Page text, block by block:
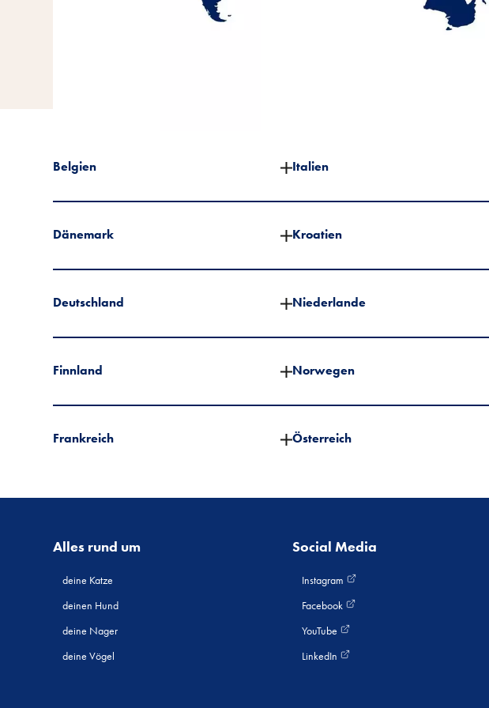
Belgien
Dänemark
Deutschland
Finnland
Frankreich
Italien
Kroatien
Niederlande
Norwegen
Österreich
Alles rund um
deine Katze
deinen Hund
deine Nager
deine Vögel
Social Media
Instagram
Facebook
YouTube
LinkedIn